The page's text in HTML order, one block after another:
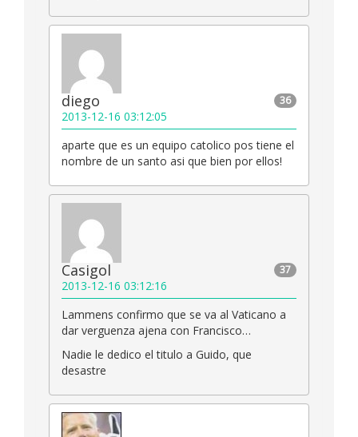
36
diego
2013-12-16 03:12:05
aparte que es un equipo catolico pos tiene el
nombre de un santo asi que bien por ellos!
37
Casigol
2013-12-16 03:12:16
Lammens confirmo que se va al Vaticano a
dar verguenza ajena con Francisco…
Nadie le dedico el titulo a Guido, que
desastre